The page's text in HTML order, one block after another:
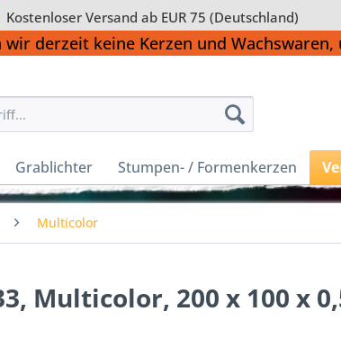
Kostenloser Versand ab EUR 75 (Deutschland)
derzeit keine Kerzen und
Grablichter Stumpen- / Formenkerzen
Multicolor
Multicolor, 200 x 100 x